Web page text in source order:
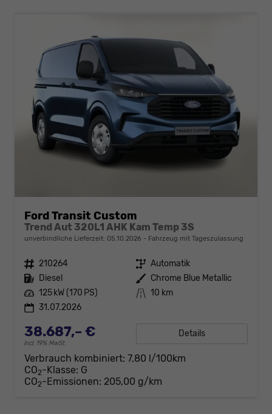
Ford Transit Custom
Trend Aut 320L1 AHK Kam Temp 3S
unverbindliche Lieferzeit: 05.10.2026 Fahrzeug mit Tageszulassung
Fahrzeugnr. 210264 Getriebe Automatik
Kraftstoff Diesel Außenfarbe Chrome Blue Metallic
Leistung 125 kW (170 PS) Kilometerstand 10 km
31.07.2026
38.687,– €
incl. 19% MwSt.
Details
Verbrauch kombiniert: 7,80 l/100km
CO2-Klasse: G
CO2-Emissionen: 205,00 g/km